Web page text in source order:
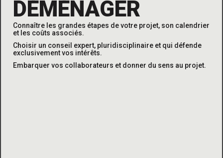
DÉMÉNAGER
Connaître les grandes étapes de votre projet, son calendrier
et les coûts associés.
Choisir un conseil expert, pluridisciplinaire et qui défende
exclusivement vos intérêts.
Embarquer vos collaborateurs et donner du sens au projet.